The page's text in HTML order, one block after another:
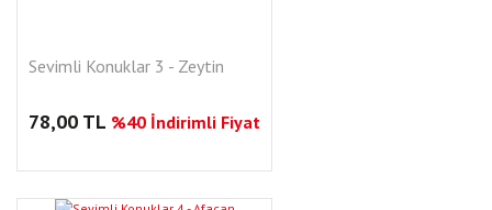
Sevimli Konuklar 3 - Zeytin
78,00 TL %40 İndirimli Fiyat